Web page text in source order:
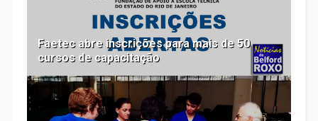
Faetec abre inscrições para mais de 50
cursos de capacitação